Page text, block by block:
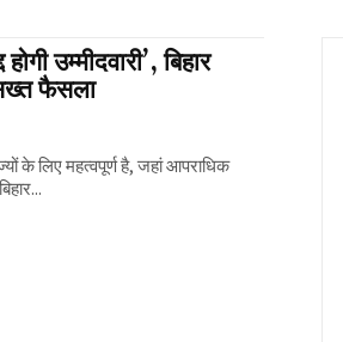
उम्मीदवारी’, बिहार
फैसला
के लिए महत्वपूर्ण है, जहां आपराधिक